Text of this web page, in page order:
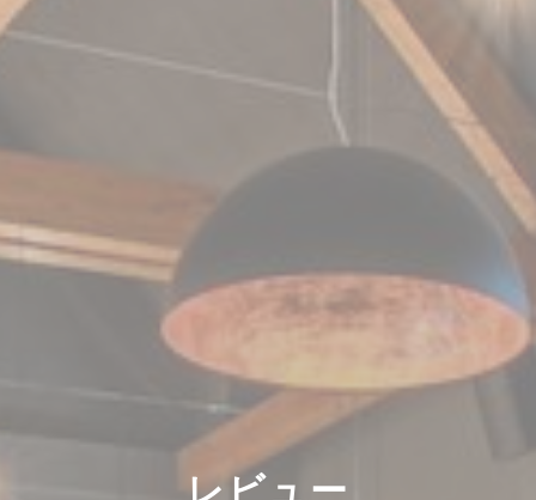
レビュー